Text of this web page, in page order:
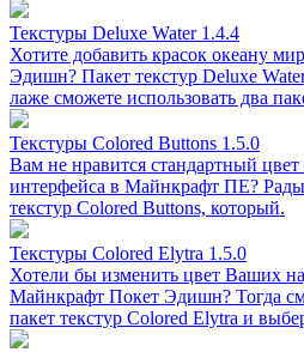
Текстуры Deluxe Water 1.4.4
Хотите добавить красок океану
Эдишн? Пакет текстур Deluxe
лаже сможете использовать два
Текстуры Colored Buttons 1.5.0
Вам не нравится стандартный цвет
интерфейса в Майнкрафт ПЕ?
текстур Colored Buttons, который.
Текстуры Colored Elytra 1.5.0
Хотели бы изменить цвет Ваших
Майнкрафт Покет Эдишн? Тогда
пакет текстур Colored Elytra и